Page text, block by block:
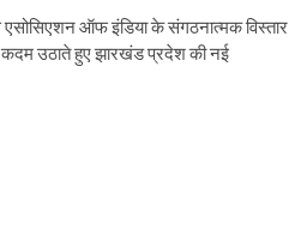
एसोसिएशन ऑफ इंडिया के संगठनात्मक विस्तार
कदम उठाते हुए झारखंड प्रदेश की नई